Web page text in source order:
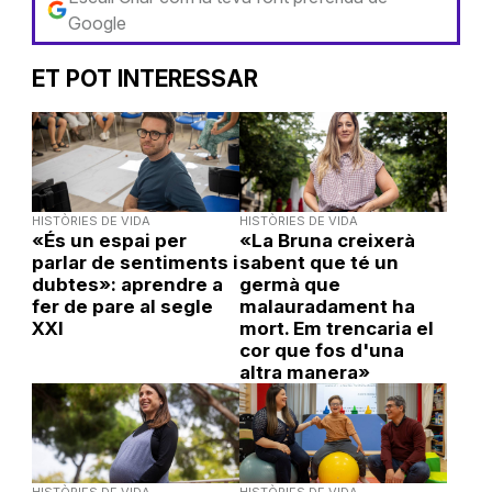
Google
ET POT INTERESSAR
HISTÒRIES DE VIDA
«És un espai per
parlar de sentiments i
dubtes»: aprendre a
fer de pare al segle
XXI
HISTÒRIES DE VIDA
«La Bruna creixerà
sabent que té un
germà que
malauradament ha
mort. Em trencaria el
cor que fos d'una
altra manera»